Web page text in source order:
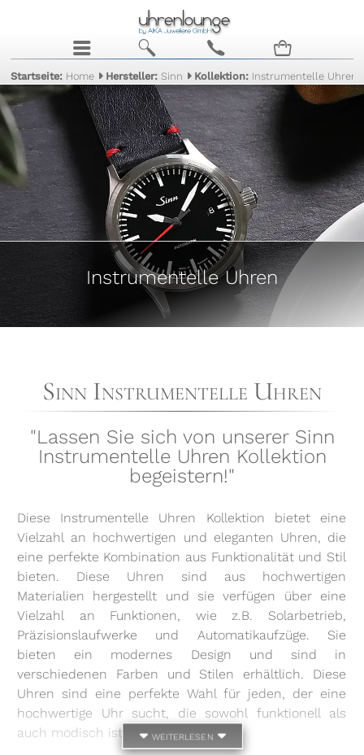
j b c n
Startseite: Home Hersteller:Sinn Kollektion: Instrumentelle Uhren
Instrumentelle Uhren
Sinn Instrumentelle Uhren
"Lassen Sie sich von unserer Sinn
Instrumentelle Uhren Kollektion
begeistern!"
Diese Instrumentelle Uhren Kollektion bietet eine
Vielzahl an hochwertigen und eleganten Uhren, die
eine perfekte Kombination aus Funktionalität und Stil
bieten. Diese Uhren sind aus hochwertigen
Materialien hergestellt und sie verfügen über eine
Vielzahl an Funktionen, wie z.B. Solarbetrieb,
Präzisionslaufwerke und Automatikaufzüge. Sie
bieten ein modernes Design und sind in
verschiedenen Farben und Stilen erhältlich. Diese
Uhren sind eine perfekte Wahl für jeden, der eine
hochwertige Uhr sucht, die sowohl funktionell als
auch modisch ist.
weiterlesen